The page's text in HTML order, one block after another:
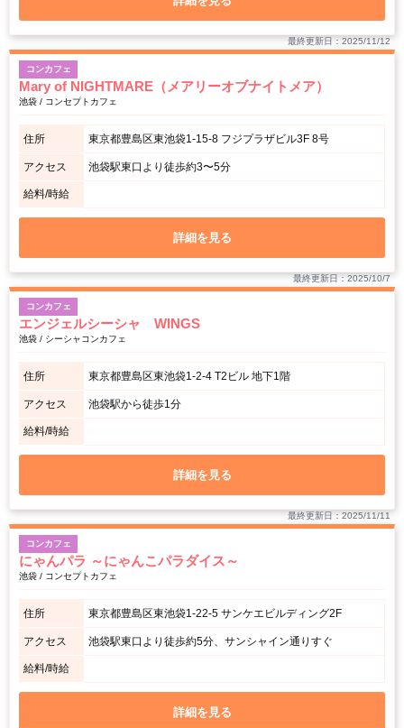
最終更新日：2025/11/12
コンカフェ
Mary of NIGHTMARE（メアリーオブナイトメア）
池袋 / コンセプトカフェ
住所 東京都豊島区東池袋1-15-8 フジプラザビル3F 8号
アクセス 池袋駅東口より徒歩約3〜5分
給料/時給
詳細を見る
最終更新日：2025/10/7
コンカフェ
エンジェルシーシャ WINGS
池袋 / シーシャコンカフェ
住所 東京都豊島区東池袋1-2-4 T2ビル 地下1階
アクセス 池袋駅から徒歩1分
給料/時給
詳細を見る
最終更新日：2025/11/11
コンカフェ
にゃんパラ ～にゃんこパラダイス～
池袋 / コンセプトカフェ
住所 東京都豊島区東池袋1-22-5 サンケエビルディング2F
アクセス 池袋駅東口より徒歩約5分、サンシャイン通りすぐ
給料/時給
詳細を見る